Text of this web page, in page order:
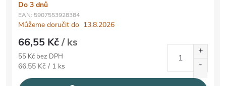
Do 3 dnů
EAN: 5907553928384
Můžeme doručit do 13.8.2026
66,55 Kč/ ks
55 Kč bez DPH
Měrná cena:
66,55 Kč / 1 ks